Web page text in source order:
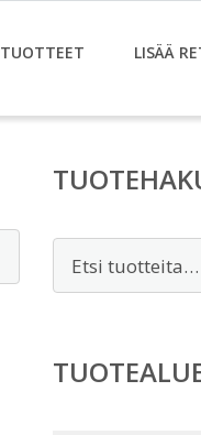
TUOTTEET LISÄÄ